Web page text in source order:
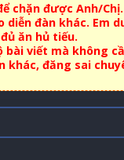
chặn được Anh/
đàn khác. Em
ăn hủ tiếu.
bài viết mà không
đăng sai